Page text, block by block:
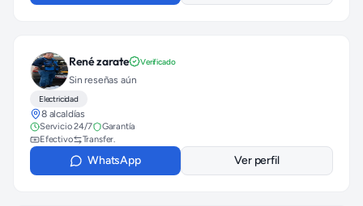
René zarate Verificado
Sin reseñas aún
Electricidad
8 alcaldías
Servicio 24/7
Garantía
Efectivo
Transfer.
WhatsApp Ver perfil